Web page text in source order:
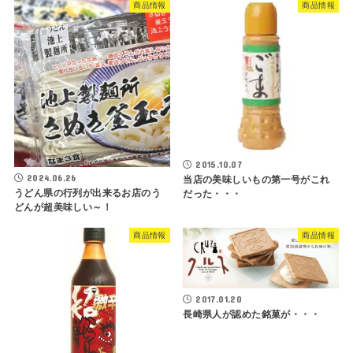
商品情報
2024.06.26
うどん県の行列が出来るお店のう
どんが超美味しい～！
商品情報
2015.10.07
当店の美味しいもの第一号がこれ
だった・・・
商品情報 商品情報
2017.01.20
長崎県人が認めた銘菓が・・・